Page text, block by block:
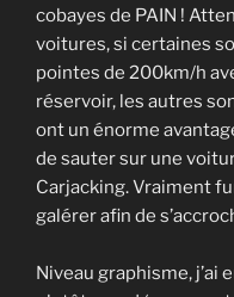
cobayes de PAIN !
voitures, si certaines
pointes de 200km/h
réservoir, les autres
ont un énorme
de sauter sur une
Carjacking. Vraiment
galérer afin de
Niveau graphisme, j’ai